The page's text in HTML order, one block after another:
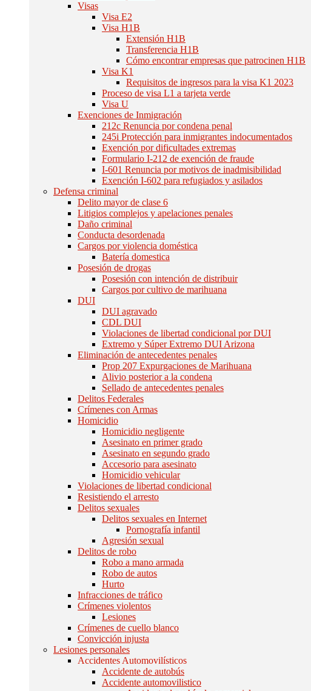
Visas
Visa E2
Visa H1B
Extensión H1B
Transferencia H1B
Cómo encontrar empresas que patrocinen H1B
Visa K1
Requisitos de ingresos para la visa K1 2023
Proceso de visa L1 a tarjeta verde
Visa U
Exenciones de Inmigración
212c Renuncia por condena penal
245i Protección para inmigrantes indocumentados
Exención por dificultades extremas
Formulario I-212 de exención de fraude
I-601 Renuncia por motivos de inadmisibilidad
Exención I-602 para refugiados y asilados
Defensa criminal
Delito mayor de clase 6
Litigios complejos y apelaciones penales
Daño criminal
Conducta desordenada
Cargos por violencia doméstica
Batería domestica
Posesión de drogas
Posesión con intención de distribuir
Cargos por cultivo de marihuana
DUI
DUI agravado
CDL DUI
Violaciones de libertad condicional por DUI
Extremo y Súper Extremo DUI Arizona
Eliminación de antecedentes penales
Prop 207 Expurgaciones de Marihuana
Alivio posterior a la condena
Sellado de antecedentes penales
Delitos Federales
Crímenes con Armas
Homicidio
Homicidio negligente
Asesinato en primer grado
Asesinato en segundo grado
Accesorio para asesinato
Homicidio vehicular
Violaciones de libertad condicional
Resistiendo el arresto
Delitos sexuales
Delitos sexuales en Internet
Pornografía infantil
Agresión sexual
Delitos de robo
Robo a mano armada
Robo de autos
Hurto
Infracciones de tráfico
Crímenes violentos
Lesiones
Crímenes de cuello blanco
Convicción injusta
Lesiones personales
Accidentes Automovilísticos
Accidente de autobús
Accidente automovilistico